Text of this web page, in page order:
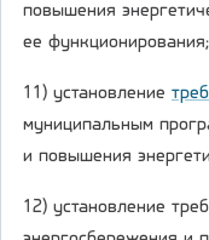
повышения
ее функционирования;
11) установление
муниципальным
и повышения
12) установление